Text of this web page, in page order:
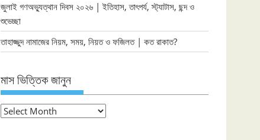
জুলাই গণঅভ্যুত্থান দিবস ২০২৬ | ইতিহাস, তাৎপর্য, স্ট্যাটাস, ছন্দ ও
শুভেচ্ছা
তাহাজ্জুদ নামাজের নিয়ম, সময়, নিয়ত ও ফজিলত | কত রাকাত?
মাস ভিত্তিক জানুন
মাস